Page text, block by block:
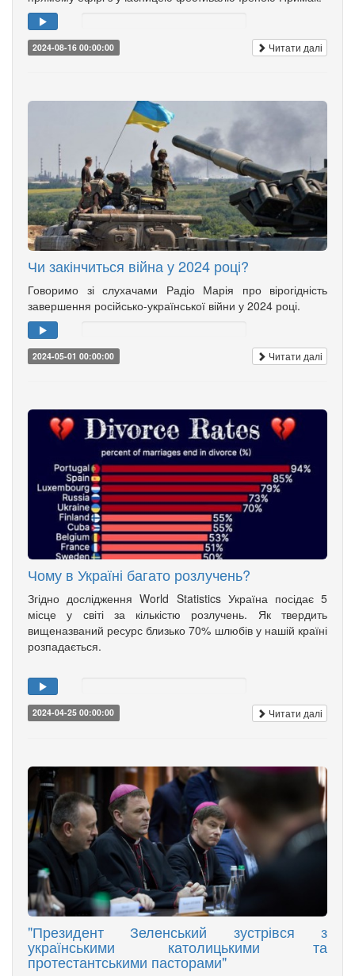
2024-08-16 00:00:00 Читати далі
Чи закінчиться війна у 2024 році?
Говоримо зі слухачами Радіо Марія про вірогідність
завершення російсько-української війни у 2024 році.
2024-05-01 00:00:00 Читати далі
Чому в Україні багато розлучень?
Згідно дослідження World Statistics Україна посідає 5
місце у світі за кількістю розлучень. Як твердить
вищеназваний ресурс близько 70% шлюбів у нашій країні
розпадається.
2024-04-25 00:00:00 Читати далі
"Президент Зеленський зустрівся з
українськими католицькими та
протестантськими пасторами"